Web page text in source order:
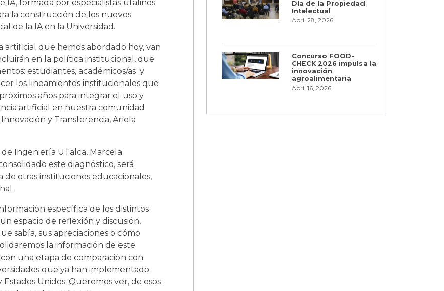
IA, formada por especialistas utalinos
la construcción de los nuevos
de la IA en la Universidad.
artificial que hemos abordado hoy, van
en la política institucional, que
estudiantes, académicos/as y
los lineamientos institucionales que
años para integrar el uso y
artificial en nuestra comunidad
y Transferencia, Ariela
Ingeniería UTalca, Marcela
este diagnóstico, será
otras instituciones educacionales,
específica de los distintos
espacio de reflexión y discusión,
sabía, sus apreciaciones o cómo
la información de este
una etapa de comparación con
que ya han implementado
Unidos. Queremos ver, de esos
Día de la Propiedad
Intelectual
Abril 28, 2026
Concurso FOOD-
CHECK 2026 impulsa la
innovación
agroalimentaria
Abril 16, 2026